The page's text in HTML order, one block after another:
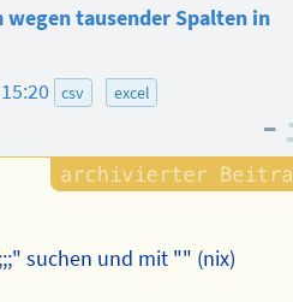
wegen tausender Spalten in
csv excel
–
suchen und mit "" (nix)